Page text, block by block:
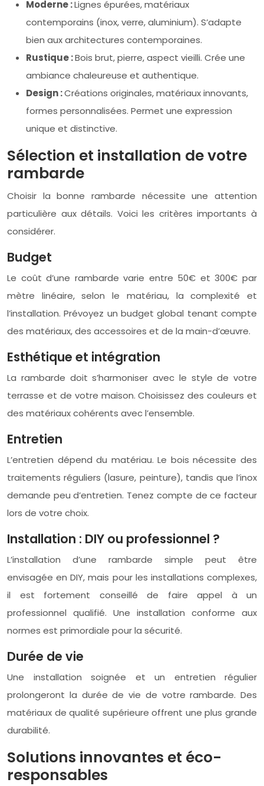
Moderne :Lignes épurées, matériaux
contemporains (inox, verre, aluminium). S’adapte
bien aux architectures contemporaines.
Rustique :Bois brut, pierre, aspect vieilli. Crée une
ambiance chaleureuse et authentique.
Design :Créations originales, matériaux innovants,
formes personnalisées. Permet une expression
unique et distinctive.
Sélection et installation de votre
rambarde
Choisir la bonne rambarde nécessite une attention
particulière aux détails. Voici les critères importants à
considérer.
Budget
Le coût d’une rambarde varie entre 50€ et 300€ par
mètre linéaire, selon le matériau, la complexité et
l’installation. Prévoyez un budget global tenant compte
des matériaux, des accessoires et de la main-d’œuvre.
Esthétique et intégration
La rambarde doit s’harmoniser avec le style de votre
terrasse et de votre maison. Choisissez des couleurs et
des matériaux cohérents avec l’ensemble.
Entretien
L’entretien dépend du matériau. Le bois nécessite des
traitements réguliers (lasure, peinture), tandis que l’inox
demande peu d’entretien. Tenez compte de ce facteur
lors de votre choix.
Installation : DIY ou professionnel ?
L’installation d’une rambarde simple peut être
envisagée en DIY, mais pour les installations complexes,
il est fortement conseillé de faire appel à un
professionnel qualifié. Une installation conforme aux
normes est primordiale pour la sécurité.
Durée de vie
Une installation soignée et un entretien régulier
prolongeront la durée de vie de votre rambarde. Des
matériaux de qualité supérieure offrent une plus grande
durabilité.
Solutions innovantes et éco-
responsables